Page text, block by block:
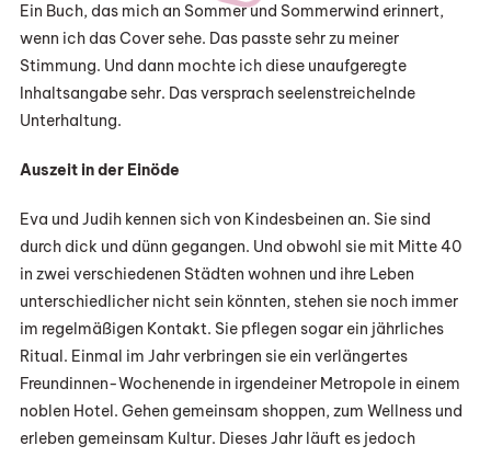
Ein Buch, das mich an Sommer und Sommerwind erinnert,
wenn ich das Cover sehe. Das passte sehr zu meiner
Stimmung. Und dann mochte ich diese unaufgeregte
Inhaltsangabe sehr. Das versprach seelenstreichelnde
Unterhaltung.
Auszeit in der Einöde
Eva und Judih kennen sich von Kindesbeinen an. Sie sind
durch dick und dünn gegangen. Und obwohl sie mit Mitte 40
in zwei verschiedenen Städten wohnen und ihre Leben
unterschiedlicher nicht sein könnten, stehen sie noch immer
im regelmäßigen Kontakt. Sie pflegen sogar ein jährliches
Ritual. Einmal im Jahr verbringen sie ein verlängertes
Freundinnen-Wochenende in irgendeiner Metropole in einem
noblen Hotel. Gehen gemeinsam shoppen, zum Wellness und
erleben gemeinsam Kultur. Dieses Jahr läuft es jedoch